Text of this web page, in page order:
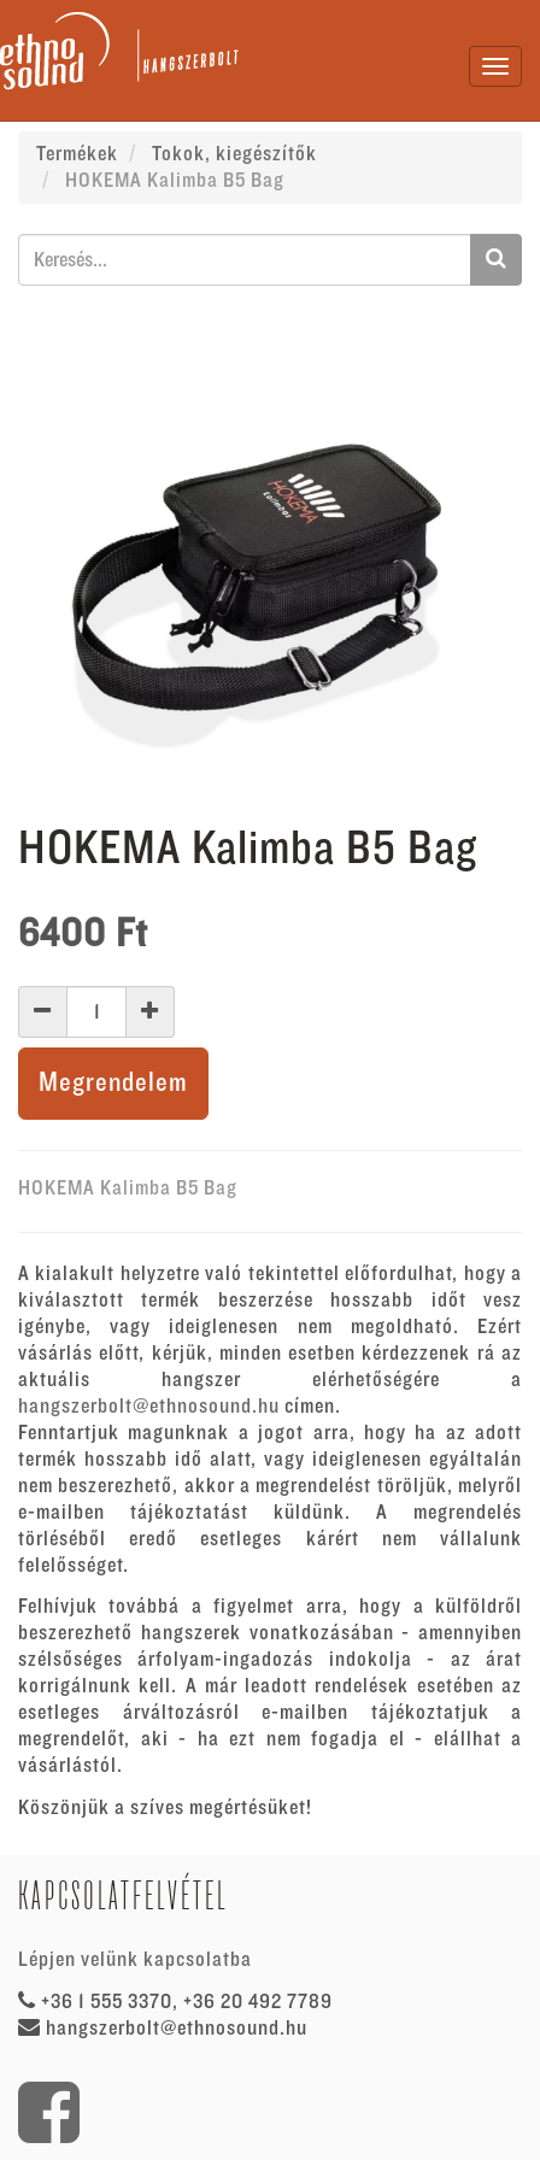
Termékek
Tokok, kiegészítők
HOKEMA Kalimba B5 Bag
HOKEMA Kalimba B5 Bag
6400 Ft
Megrendelem
HOKEMA Kalimba B5 Bag
A kialakult helyzetre való tekintettel előfordulhat, hogy a
kiválasztott termék beszerzése hosszabb időt vesz
igénybe, vagy ideiglenesen nem megoldható. Ezért
vásárlás előtt, kérjük, minden esetben kérdezzenek rá az
aktuális hangszer elérhetőségére a
hangszerbolt@ethnosound.hu címen.
Fenntartjuk magunknak a jogot arra, hogy ha az adott
termék hosszabb idő alatt, vagy ideiglenesen egyáltalán
nem beszerezhető, akkor a megrendelést töröljük, melyről
e-mailben tájékoztatást küldünk. A megrendelés
törléséből eredő esetleges kárért nem vállalunk
felelősséget.
Felhívjuk továbbá a figyelmet arra, hogy a külföldről
beszerezhető hangszerek vonatkozásában - amennyiben
szélsőséges árfolyam-ingadozás indokolja - az árat
korrigálnunk kell. A már leadott rendelések esetében az
esetleges árváltozásról e-mailben tájékoztatjuk a
megrendelőt, aki - ha ezt nem fogadja el - elállhat a
vásárlástól.
Köszönjük a szíves megértésüket!
KAPCSOLATFELVÉTEL
Lépjen velünk kapcsolatba
+36 1 555 3370, +36 20 492 7789
hangszerbolt@ethnosound.hu